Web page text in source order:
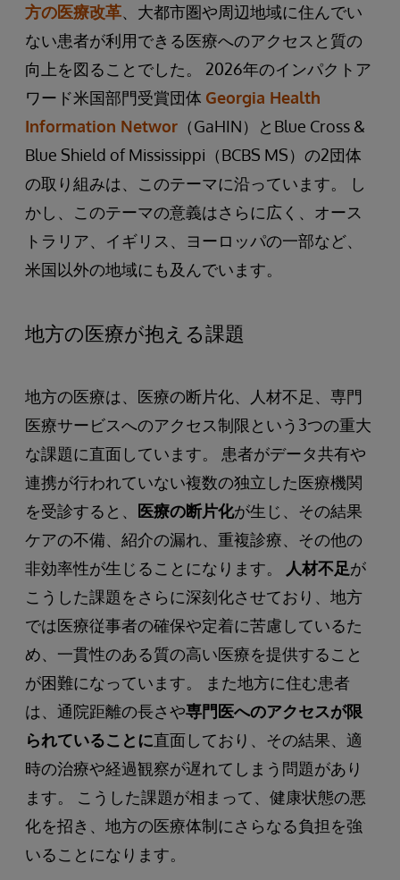
方の医療改革、大都市圏や周辺地域に住んでい
ない患者が利用できる医療へのアクセスと質の
向上を図ることでした。 2026年のインパクトア
ワード米国部門受賞団体 Georgia Health
Information Networ （GaHIN）とBlue Cross &
Blue Shield of Mississippi（BCBS MS）の2団体
の取り組みは、このテーマに沿っています。 し
かし、このテーマの意義はさらに広く、オース
トラリア、イギリス、ヨーロッパの一部など、
米国以外の地域にも及んでいます。
地方の医療が抱える課題
地方の医療は、医療の断片化、人材不足、専門
医療サービスへのアクセス制限という3つの重大
な課題に直面しています。 患者がデータ共有や
連携が行われていない複数の独立した医療機関
を受診すると、
医療の断片化が生じ、その結果
ケアの不備、紹介の漏れ、重複診療、その他の
非効率性が生じることになります。
人材不足が
こうした課題をさらに深刻化させており、地方
では医療従事者の確保や定着に苦慮しているた
め、一貫性のある質の高い医療を提供すること
が困難になっています。 また地方に住む患者
は、通院距離の長さや専門医へのアクセスが限
られていることに直面しており、その結果、適
時の治療や経過観察が遅れてしまう問題があり
ます。 こうした課題が相まって、健康状態の悪
化を招き、地方の医療体制にさらなる負担を強
いることになります。